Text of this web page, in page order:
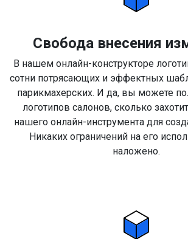
Свобода внесения
В нашем онлайн-конструкторе
сотни потрясающих и эффектных
парикмахерских. И да, вы можете
логотипов салонов, сколько
нашего онлайн-инструмента для
Никаких ограничений на его
наложено.